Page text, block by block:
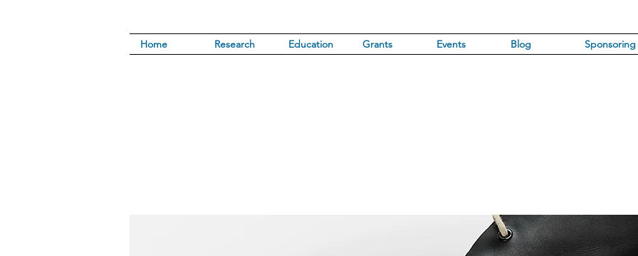
Home Research Education Grants Events Blog Sponsoring